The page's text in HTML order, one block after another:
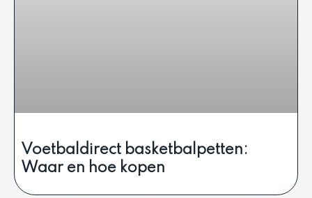
Voetbaldirect basketbalpetten:
Waar en hoe kopen